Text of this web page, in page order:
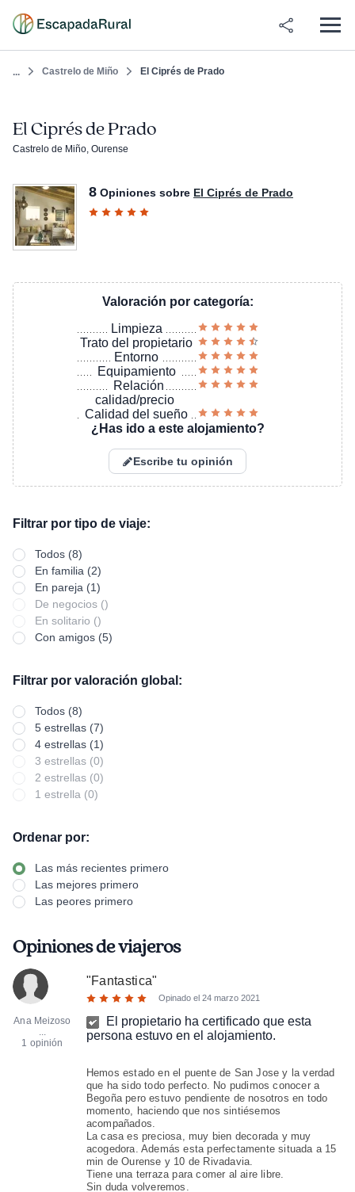
... Castrelo de Miño El Ciprés de Prado
El Ciprés de Prado
Castrelo de Miño, Ourense
8 Opiniones sobre El Ciprés de Prado
Valoración por categoría:
Limpieza
Trato del propietario
Entorno
Equipamiento
Relación
calidad/precio
Calidad del sueño
¿Has ido a este alojamiento?
Escribe tu opinión
Filtrar por tipo de viaje:
Todos (8)
En familia (2)
En pareja (1)
De negocios ()
En solitario ()
Con amigos (5)
Filtrar por valoración global:
Todos (8)
5 estrellas (7)
4 estrellas (1)
3 estrellas (0)
2 estrellas (0)
1 estrella (0)
Ordenar por:
Las más recientes primero
Las mejores primero
Las peores primero
Opiniones de viajeros
Ana Meizoso
...
1 opinión
"Fantastica"
Opinado el 24 marzo 2021
El propietario ha certificado que esta
persona estuvo en el alojamiento.
Hemos estado en el puente de San Jose y la verdad
que ha sido todo perfecto. No pudimos conocer a
Begoña pero estuvo pendiente de nosotros en todo
momento, haciendo que nos sintiésemos
acompañados.
La casa es preciosa, muy bien decorada y muy
acogedora. Además esta perfectamente situada a 15
min de Ourense y 10 de Rivadavia.
Tiene una terraza para comer al aire libre.
Sin duda volveremos.